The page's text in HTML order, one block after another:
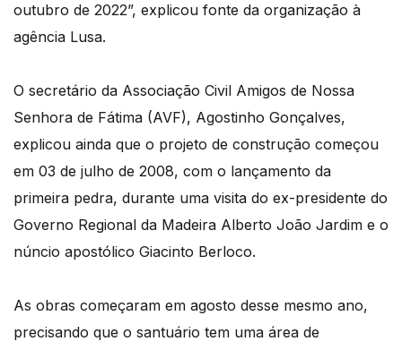
outubro de 2022”, explicou fonte da organização à
agência Lusa.
O secretário da Associação Civil Amigos de Nossa
Senhora de Fátima (AVF), Agostinho Gonçalves,
explicou ainda que o projeto de construção começou
em 03 de julho de 2008, com o lançamento da
primeira pedra, durante uma visita do ex-presidente do
Governo Regional da Madeira Alberto João Jardim e o
núncio apostólico Giacinto Berloco.
As obras começaram em agosto desse mesmo ano,
precisando que o santuário tem uma área de